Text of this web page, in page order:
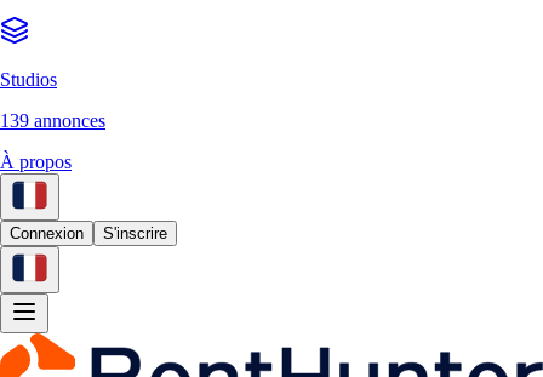
Studios
139 annonces
À propos
Connexion S'inscrire